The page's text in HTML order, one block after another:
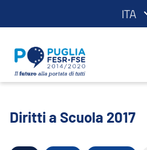
ITA
Diritti a Scuola
Diritti a Scuola 2017